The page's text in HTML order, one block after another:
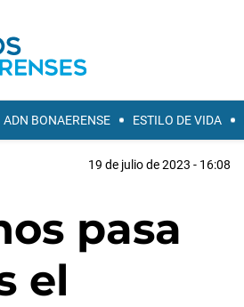
ADN BONAERENSE ESTILO DE VIDA
19 de julio de 2023 - 16:08
pasa
el